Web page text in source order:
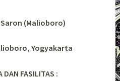
(Malioboro)
Yogyakarta
DAN FASILITAS :